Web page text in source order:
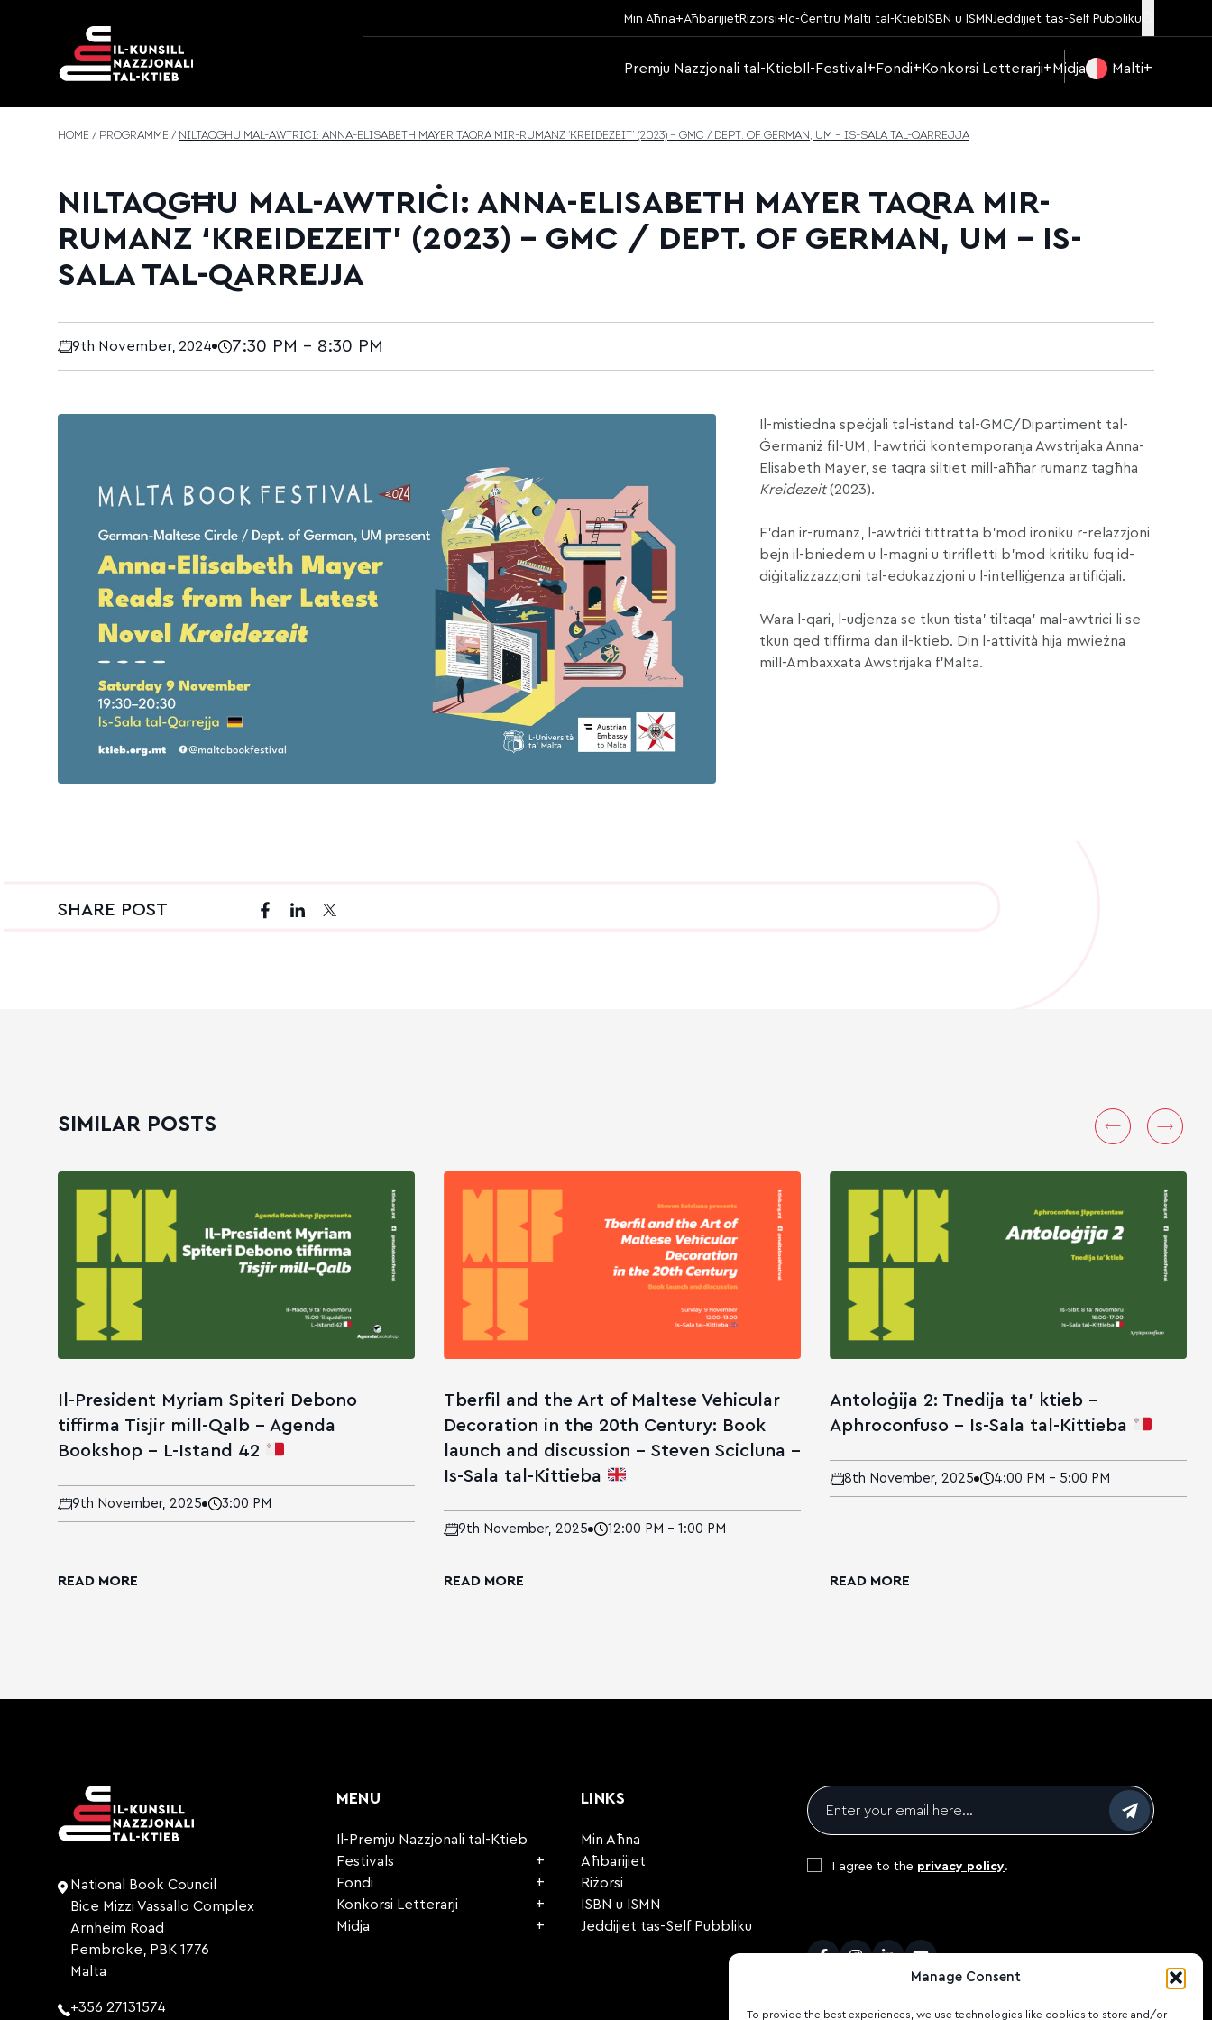
Manage Consent
To provide the best experiences, we use technologies like cookies to store and/or
Min Aħna AħbarijietRiżorsi Iċ-Ċentru Malti tal-Ktieb ISBN u ISMNJeddijiet tas-Self Pubbliku
Premju Nazzjonali tal-Ktieb Il-Festival Fondi Konkorsi Letterarji Midja Malti
HOME / PROGRAMME / NILTAQGĦU MAL-AWTRIĊI: ANNA-ELISABETH MAYER TAQRA MIR-RUMANZ ‘KREIDEZEIT’ (2023) – GMC / DEPT. OF GERMAN, UM – IS-SALA TAL-QARREJJA
NILTAQGĦU MAL-AWTRIĊI: ANNA-ELISABETH MAYER TAQRA MIR-
RUMANZ ‘KREIDEZEIT’ (2023) – GMC / DEPT. OF GERMAN, UM – IS-
SALA TAL-QARREJJA
9th November, 2024 7:30 PM - 8:30 PM
Il-mistiedna speċjali tal-istand tal-GMC/Dipartiment tal-
Ġermaniż fil-UM, l-awtriċi kontemporanja Awstrijaka Anna-
Elisabeth Mayer, se taqra siltiet mill-aħħar rumanz tagħha
Kreidezeit(2023).
F’dan ir-rumanz, l-awtriċi tittratta b’mod ironiku r-relazzjoni
bejn il-bniedem u l-magni u tirrifletti b’mod kritiku fuq id-
diġitalizzazzjoni tal-edukazzjoni u l-intelliġenza artifiċjali.
Wara l-qari, l-udjenza se tkun tista’ tiltaqa’ mal-awtriċi li se
tkun qed tiffirma dan il-ktieb. Din l-attività hija mwieżna
mill-Ambaxxata Awstrijaka f’Malta.
SHARE POST
SIMILAR POSTS
Il-President Myriam Spiteri Debono
tiffirma Tisjir mill-Qalb – Agenda
Bookshop – L-Istand 42
9th November, 2025 3:00 PM
READ MORE
Tberfil and the Art of Maltese Vehicular
Decoration in the 20th Century: Book
launch and discussion – Steven Scicluna –
Is-Sala tal-Kittieba
9th November, 2025 12:00 PM - 1:00 PM
READ MORE
Antoloġija 2: Tnedija ta’ ktieb –
Aphroconfuso – Is-Sala tal-Kittieba
8th November, 2025 4:00 PM - 5:00 PM
READ MORE
National Book Council
Bice Mizzi Vassallo Complex
Arnheim Road
Pembroke, PBK 1776
Malta
+356 27131574
MENU
Il-Premju Nazzjonali tal-Ktieb
Festivals
Fondi
Konkorsi Letterarji
Midja
LINKS
Min Aħna
Aħbarijiet
Riżorsi
ISBN u ISMN
Jeddijiet tas-Self Pubbliku
Email
Consent*
I agree to the privacy policy.